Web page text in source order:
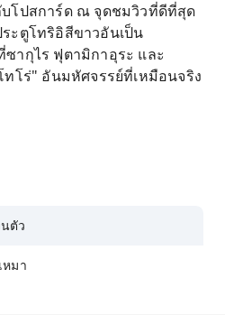
บโปสการ์ด ณ จุดชมวิวที่ดีที่สุด
ะตูโทริอิสีขาวอันเป็น
ากุไร ฟุตามิกาอุระ และ
ทโร่" อันมหัศจรรย์ที่เหมือนจริง
ตัว
หมา